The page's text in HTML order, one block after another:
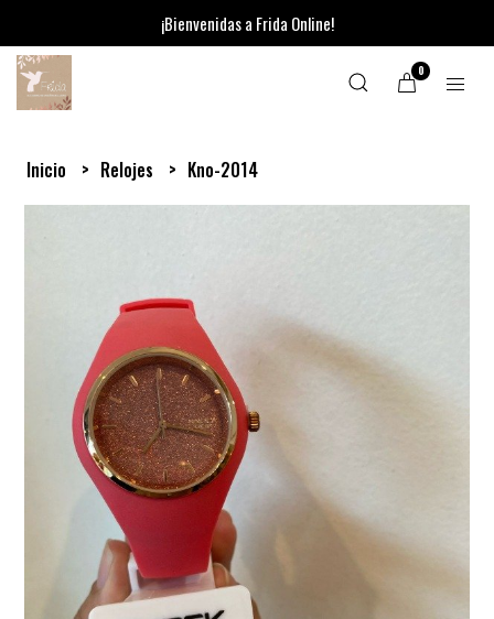
¡Bienvenidas a Frida Online!
0
Inicio Relojes Kno-2014